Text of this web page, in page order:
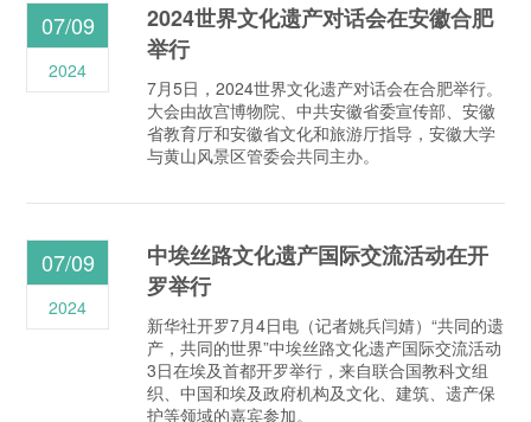
2024世界文化遗产对话会在安徽合肥
举行
7月5日，2024世界文化遗产对话会在合肥举行。
大会由故宫博物院、中共安徽省委宣传部、安徽
省教育厅和安徽省文化和旅游厅指导，安徽大学
与黄山风景区管委会共同主办。
07/09
2024
中埃丝路文化遗产国际交流活动在开
罗举行
新华社开罗7月4日电（记者姚兵闫婧）“共同的遗
产，共同的世界”中埃丝路文化遗产国际交流活动
3日在埃及首都开罗举行，来自联合国教科文组
织、中国和埃及政府机构及文化、建筑、遗产保
护等领域的嘉宾参加。
07/09
2024